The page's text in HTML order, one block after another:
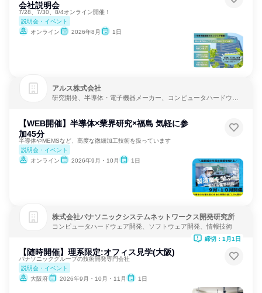
会社説明会
7/28、7/30、8/4オンライン開催！
説明会・イベント
オンライン
2026年8月 1日
アルス株式会社
研究開発、半導体・電子機器メーカー、コンピュータハードウェ
【WEB開催】半導体×業界研究×福島 気軽に参
加45分
半導体やMEMSなど、高度な微細加工技術を扱っています
説明会・イベント
オンライン
2026年9月・10月 1日
株式会社パナソニックシステムネットワークス開発研究所
コンピュータハードウェア開発、ソフトウェア開発、情報技術
【随時開催】理系限定:オフィス見学(大阪)
パナソニックグループの技術開発専門会社
説明会・イベント
大阪府
2026年9月・10月・11月 1日
締切：1月1日